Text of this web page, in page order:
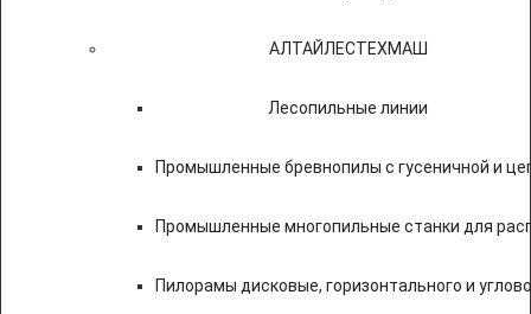
АЛТАЙЛЕСТЕХМАШ
Лесопильные линии
Промышленные бревнопилы с гусеничной и
Промышленные многопильные станки для
Пилорамы дисковые, горизонтального и